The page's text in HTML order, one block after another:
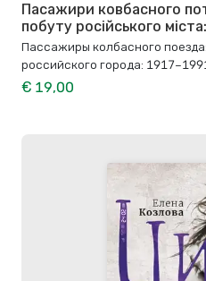
Пасажири ковбасного
побуту російського
Пассажиры колбасного
российского города:
€ 19,00